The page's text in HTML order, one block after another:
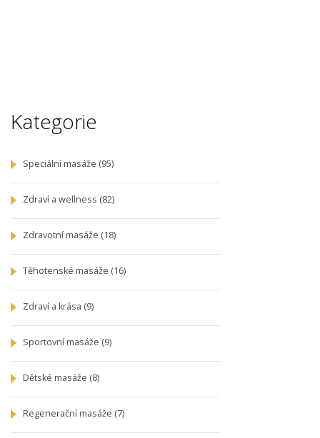
Kategorie
Speciální masáže (95)
Zdraví a wellness (82)
Zdravotní masáže (18)
Těhotenské masáže (16)
Zdraví a krása (9)
Sportovní masáže (9)
Dětské masáže (8)
Regenerační masáže (7)